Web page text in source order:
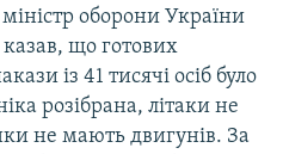
оборони України
що готових
із 41 тисячі осіб було
розібрана, літаки не
не мають двигунів. За